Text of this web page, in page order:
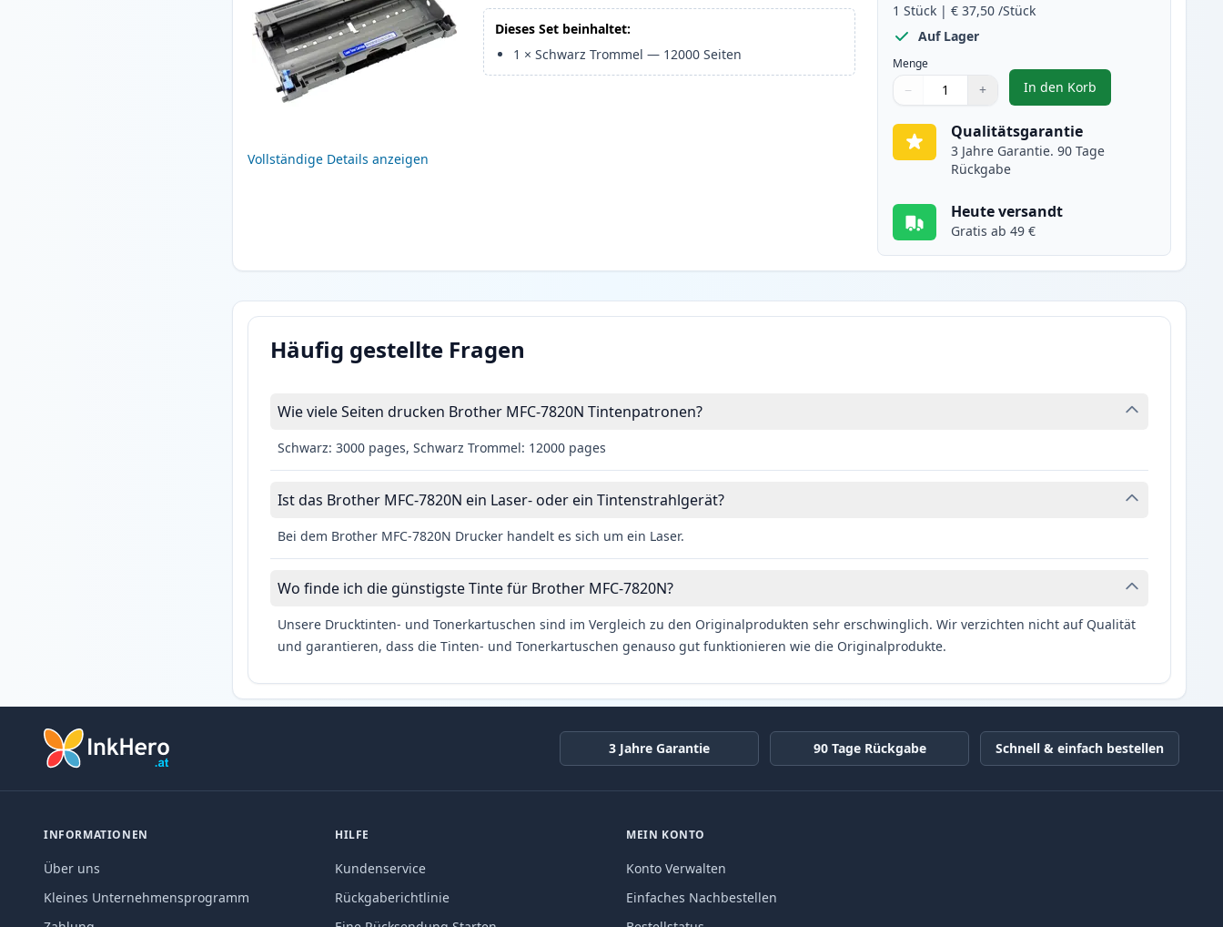
Vollständige Details anzeigen
Dieses Set beinhaltet:
1 ×Schwarz Trommel — 12000 Seiten
1 Stück |€ 37,50 /Stück
Auf Lager
Menge
Menge
Verwenden Sie die Tasten, um anzupassen
− +
Menge 1
In den Korb
, Brother DR2000 trommel
Qualitätsgarantie
3 Jahre Garantie. 90 Tage
Rückgabe
Heute versandt
Gratis ab 49 €
Häufig gestellte Fragen
Wie viele Seiten drucken Brother MFC-7820N Tintenpatronen?
Schwarz: 3000 pages, Schwarz Trommel: 12000 pages
Ist das Brother MFC-7820N ein Laser- oder ein Tintenstrahlgerät?
Bei dem Brother MFC-7820N Drucker handelt es sich um ein Laser.
Wo finde ich die günstigste Tinte für Brother MFC-7820N?
Unsere Drucktinten- und Tonerkartuschen sind im Vergleich zu den Originalprodukten sehr erschwinglich. Wir verzichten nicht auf Qualität
und garantieren, dass die Tinten- und Tonerkartuschen genauso gut funktionieren wie die Originalprodukte.
3 Jahre Garantie 90 Tage Rückgabe Schnell & einfach bestellen
INFORMATIONEN
Über uns
Kleines Unternehmensprogramm
HILFE
Kundenservice
Rückgaberichtlinie
MEIN KONTO
Konto Verwalten
Einfaches Nachbestellen